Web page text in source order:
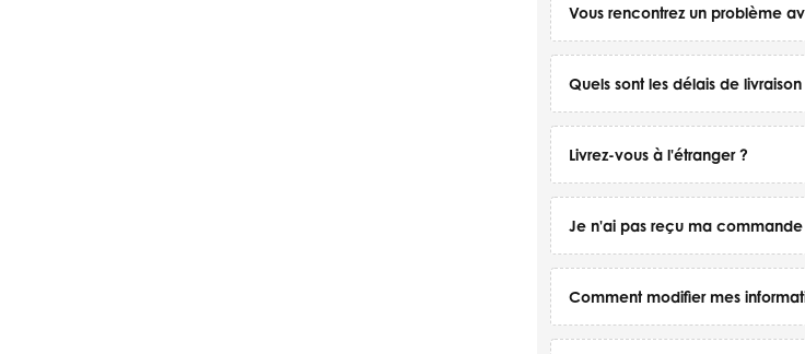
Vous rencontrez un problème
Quels sont les délais de livraison
Livrez-vous à l'étranger ?
Je n'ai pas reçu ma commande
Comment modifier mes